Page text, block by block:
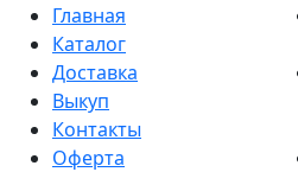
Главная
Каталог
Доставка
Выкуп
Контакты
Оферта